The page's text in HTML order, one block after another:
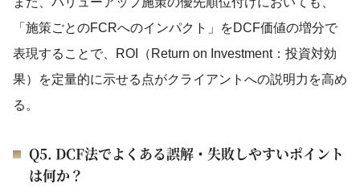
「施策ごとのFCRへのインパクト」をDCF価値の増分で
表現することで、ROI（Return on Investment：投資対効
果）を定量的に示せる点がクライアントへの説明力を高め
る。
Q5. DCF法でよくある誤解・失敗しやすいポイント
は何か？